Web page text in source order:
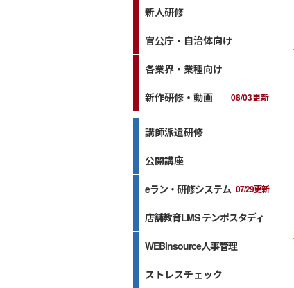
新人研修
官公庁・自治体向け
各業界・業種向け
新作研修・動画 08/03更新
講師派遣研修
公開講座
eラン・研修システム 07/29更新
店舗教育LMS テンポスタディ
WEBinsource人事管理
ストレスチェック